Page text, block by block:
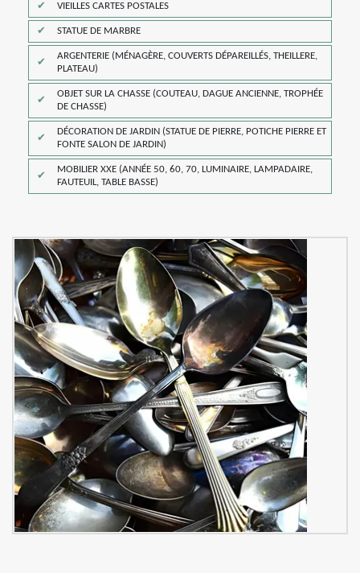
VIEILLES CARTES POSTALES
STATUE DE MARBRE
ARGENTERIE (MÉNAGÈRE, COUVERTS DÉPAREILLÉS, THEILLERE,
PLATEAU)
OBJET SUR LA CHASSE (COUTEAU, DAGUE ANCIENNE, TROPHÉE
DE CHASSE)
DÉCORATION DE JARDIN (STATUE DE PIERRE, POTICHE PIERRE ET
FONTE SALON DE JARDIN)
MOBILIER XXE (ANNÉE 50, 60, 70, LUMINAIRE, LAMPADAIRE,
FAUTEUIL, TABLE BASSE)